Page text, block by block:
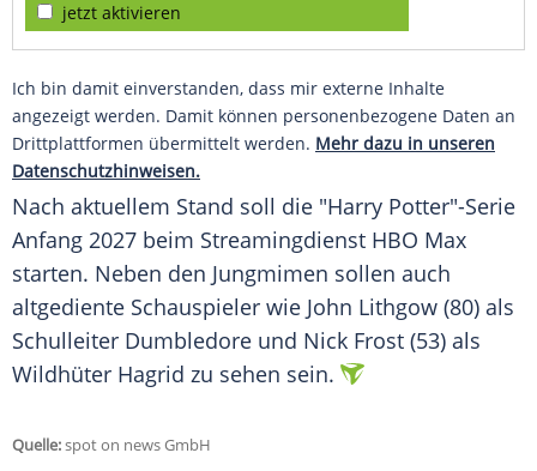
jetzt aktivieren
Ich bin damit einverstanden, dass mir externe Inhalte
angezeigt werden. Damit können personenbezogene Daten an
Drittplattformen übermittelt werden. Mehr dazu in unseren
Datenschutzhinweisen.
Nach aktuellem Stand soll die "Harry Potter"-Serie
Anfang 2027 beim Streamingdienst HBO Max
starten. Neben den Jungmimen sollen auch
altgediente Schauspieler wie John Lithgow (80) als
Schulleiter Dumbledore und Nick Frost (53) als
Wildhüter Hagrid zu sehen sein.
Quelle:spot on news GmbH